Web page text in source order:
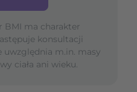
BMI ma charakter
konsultacji
uwzględnia m.in. masy
ciała ani wieku.